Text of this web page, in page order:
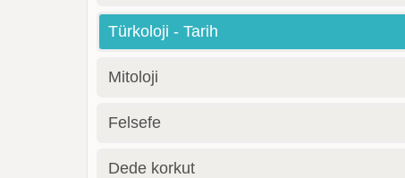
Türkoloji - Tarih
Mitoloji
Felsefe
Dede korkut